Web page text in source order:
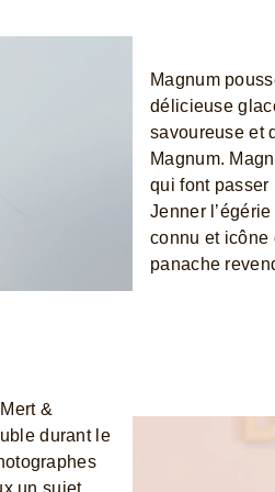
Magnum
délicieuse
savoureuse et
Magnum.
qui font passer
Jenner
connu et icône
panache
&
durant le